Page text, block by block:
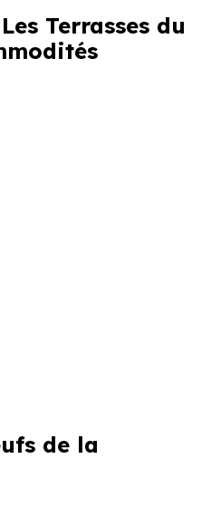
Terrasses du
de la